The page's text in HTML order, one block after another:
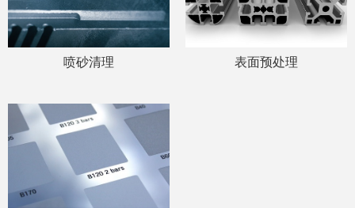
喷砂清理 表面预处理